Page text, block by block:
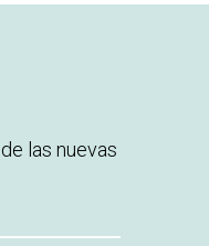
las nuevas